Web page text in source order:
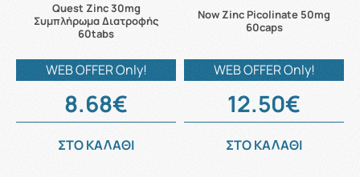
Quest Zinc 30mg
Συμπλήρωμα Διατροφής
60tabs
WEB OFFER Only!
8.68€
ΣΤΟ ΚΑΛΑΘΙ
Now Zinc Picolinate 50mg
60caps
WEB OFFER Only!
12.50€
ΣΤΟ ΚΑΛΑΘΙ